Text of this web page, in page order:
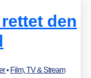
den
• Film, TV & Stream